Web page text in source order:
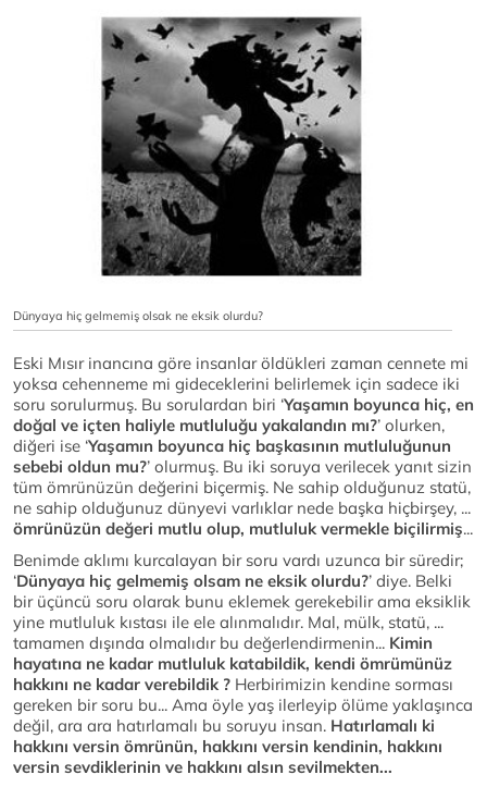
Dünyaya hiç gelmemiş olsak ne eksik olurdu?
Eski Mısır inancına göre insanlar öldükleri zaman cennete mi
yoksa cehenneme mi gideceklerini belirlemek için sadece iki
soru sorulurmuş. Bu sorulardan biri ‘Yaşamın boyunca hiç, en
doğal ve içten haliyle mutluluğu yakalandın mı?’ olurken,
diğeri ise ‘Yaşamın boyunca hiç başkasının mutluluğunun
sebebi oldun mu?’ olurmuş. Bu iki soruya verilecek yanıt sizin
tüm ömrünüzün değerini biçermiş. Ne sahip olduğunuz statü,
ne sahip olduğunuz dünyevi varlıklar nede başka hiçbirşey, ...
ömrünüzün değeri mutlu olup, mutluluk vermekle biçilirmiş...
Benimde aklımı kurcalayan bir soru vardı uzunca bir süredir;
‘Dünyaya hiç gelmemiş olsam ne eksik olurdu?’ diye. Belki
bir üçüncü soru olarak bunu eklemek gerekebilir ama eksiklik
yine mutluluk kıstası ile ele alınmalıdır. Mal, mülk, statü, ...
tamamen dışında olmalıdır bu değerlendirmenin... Kimin
hayatına ne kadar mutluluk katabildik, kendi ömrümünüz
hakkını ne kadar verebildik ? Herbirimizin kendine sorması
gereken bir soru bu... Ama öyle yaş ilerleyip ölüme yaklaşınca
değil, ara ara hatırlamalı bu soruyu insan. Hatırlamalı ki
hakkını versin ömrünün, hakkını versin kendinin, hakkını
versin sevdiklerinin ve hakkını alsın sevilmekten...